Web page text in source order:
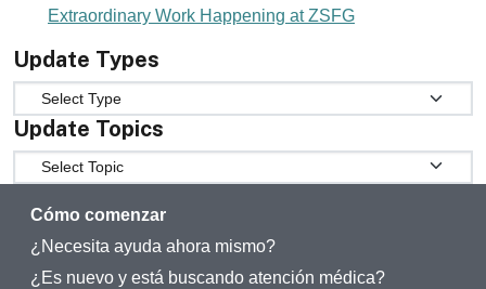
Extraordinary Work Happening at ZSFG
Update Types
Update Types
Update Topics
Update Topics
Cómo comenzar
¿Necesita ayuda ahora mismo?
¿Es nuevo y está buscando atención médica?